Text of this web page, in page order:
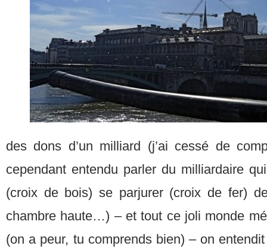
des dons d’un milliard (j’ai cessé de
cependant entendu parler du milliardaire
(croix de bois) se parjurer (croix de fer)
chambre haute…) – et tout ce joli monde
(on a peur, tu comprends bien) – on entendit